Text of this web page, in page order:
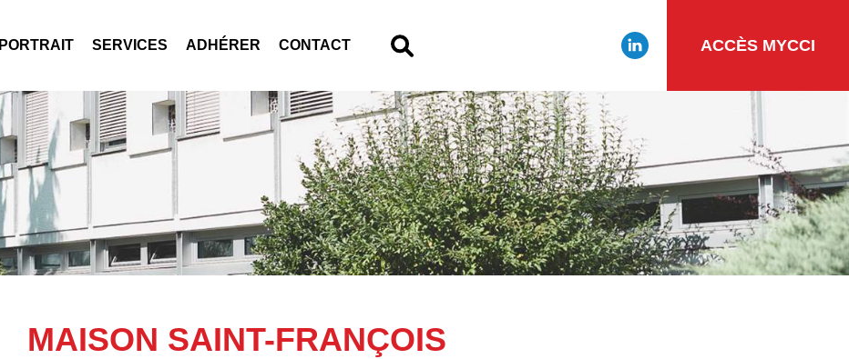
ACCÈS MYCCI
PORTRAIT SERVICES ADHÉRER CONTACT
MAISON SAINT-FRANÇOIS